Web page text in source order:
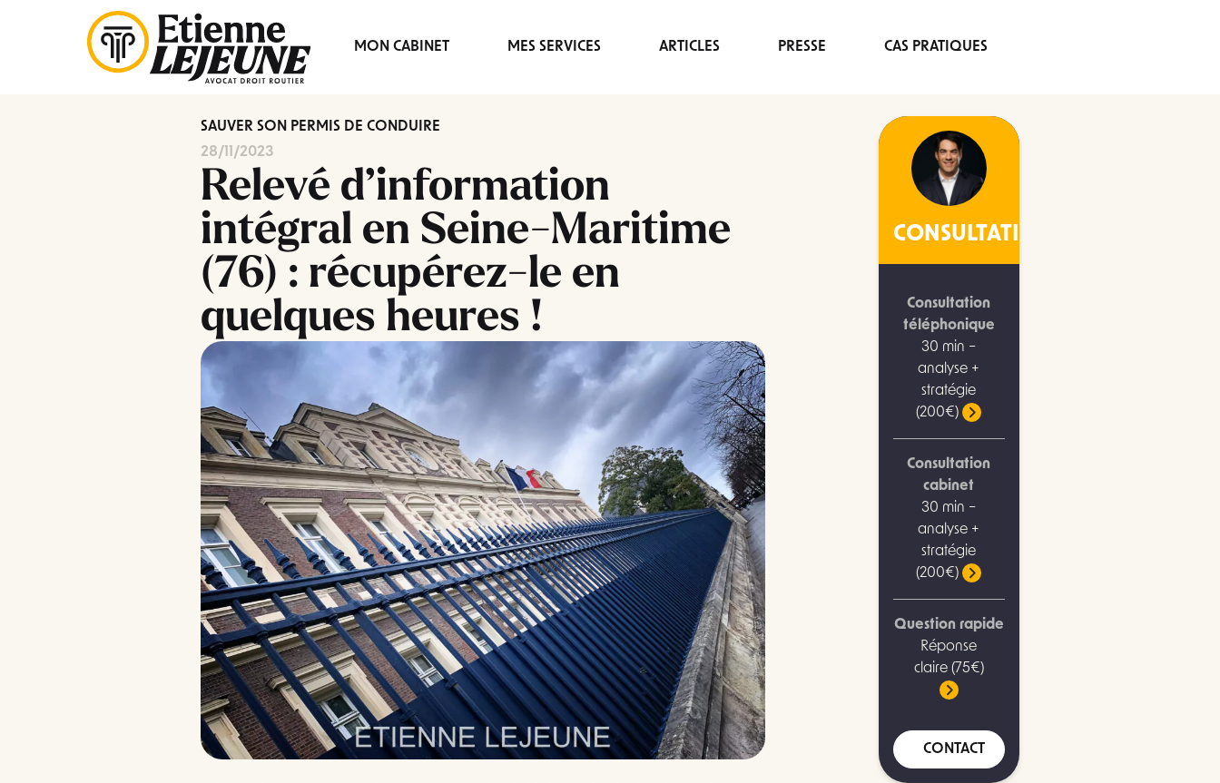
MON CABINET MES SERVICES ARTICLES PRESSE CAS PRATIQUES
SAUVER SON PERMIS DE CONDUIRE
28/11/2023
Relevé d’information
intégral en Seine-Maritime
(76) : récupérez-le en
quelques heures !
CONSULTATION
Consultation
téléphonique
30 min –
analyse +
stratégie
(200€)
Consultation
cabinet
30 min –
analyse +
stratégie
(200€)
Question rapide
Réponse
claire (75€)
CONTACT